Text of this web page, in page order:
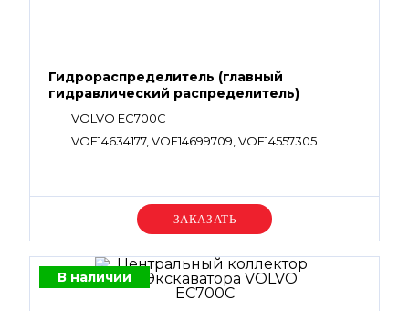
Гидрораспределитель (главный
гидравлический распределитель)
VOLVO EC700C
VOE14634177, VOE14699709, VOE14557305
Уточняйте цену
В наличии